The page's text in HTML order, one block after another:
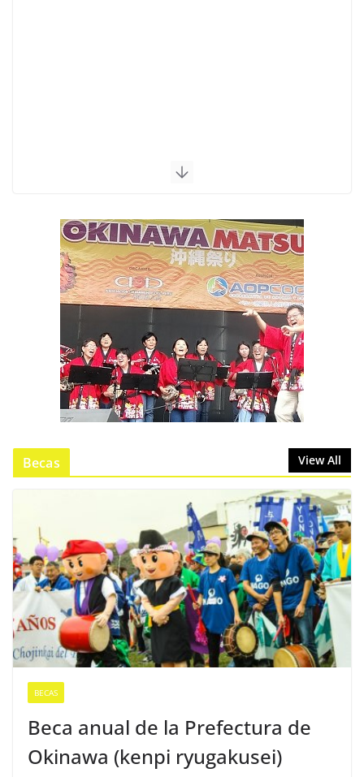
Becas View All
BECAS
Beca anual de la Prefectura de
Okinawa (kenpi ryugakusei)